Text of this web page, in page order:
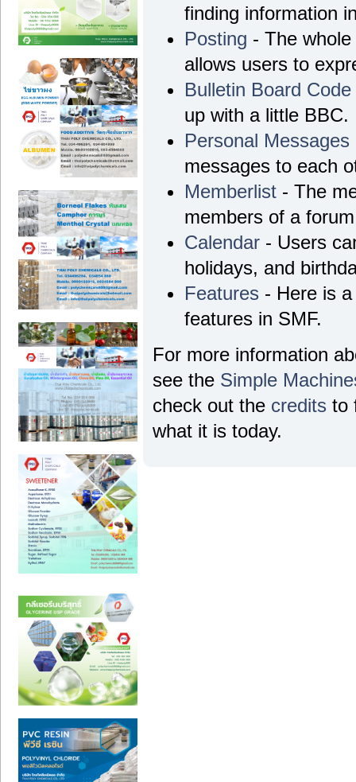
finding information
Posting - The
allows users to
Bulletin Board
up with a little BBC.
Personal Messages
messages to each
Memberlist - The
members of a
Calendar - Users
holidays, and
Features - Here is
features in SMF.
For more information
see the Simple
check out the credits to
what it is today.